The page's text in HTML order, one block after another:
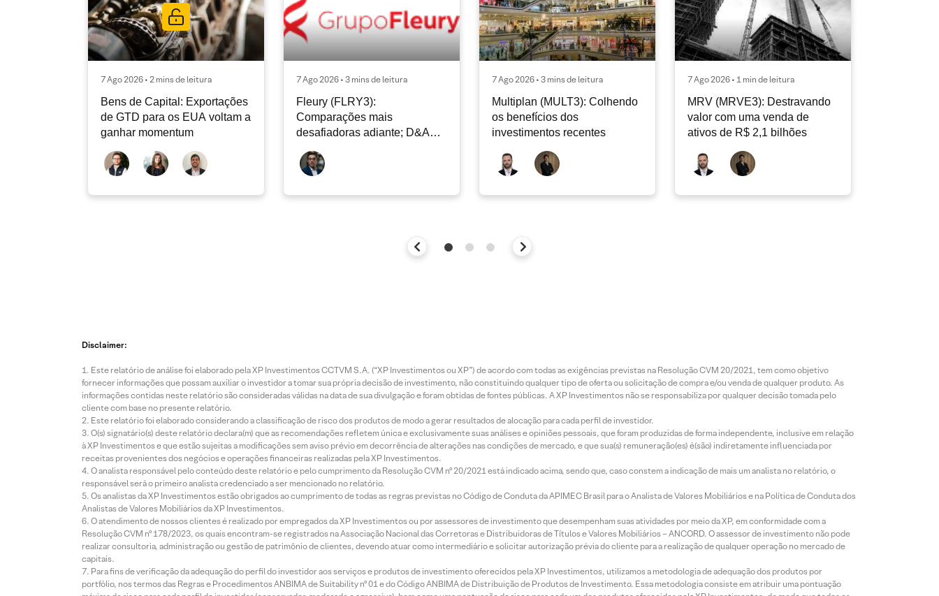
7 Ago 2026 • 2 mins de leitura
Bens de Capital: Exportações
de GTD para os EUA voltam a
ganhar momentum
7 Ago 2026 • 3 mins de leitura
Fleury (FLRY3):
Comparações mais
desafiadoras adiante; D&A
atuais
7 Ago 2026 • 3 mins de leitura
Multiplan (MULT3): Colhendo
os benefícios dos
investimentos recentes
7 Ago 2026 • 1 min de leitura
MRV (MRVE3): Destravando
valor com uma venda de
ativos de R$ 2,1 bilhões
Disclaimer:
Este relatório de análise foi elaborado pela XP Investimentos CCTVM S.A. (“XP Investimentos ou XP”) de acordo com todas as exigências previstas na Resolução CVM 20/2021, tem como objetivo
fornecer informações que possam auxiliar o investidor a tomar sua própria decisão de investimento, não constituindo qualquer tipo de oferta ou solicitação de compra e/ou venda de qualquer produto. As
informações contidas neste relatório são consideradas válidas na data de sua divulgação e foram obtidas de fontes públicas. A XP Investimentos não se responsabiliza por qualquer decisão tomada pelo
cliente com base no presente relatório.
Este relatório foi elaborado considerando a classificação de risco dos produtos de modo a gerar resultados de alocação para cada perfil de investidor.
O(s) signatário(s) deste relatório declara(m) que as recomendações refletem única e exclusivamente suas análises e opiniões pessoais, que foram produzidas de forma independente, inclusive em relação
à XP Investimentos e que estão sujeitas a modificações sem aviso prévio em decorrência de alterações nas condições de mercado, e que sua(s) remuneração(es) é(são) indiretamente influenciada por
receitas provenientes dos negócios e operações financeiras realizadas pela XP Investimentos.
O analista responsável pelo conteúdo deste relatório e pelo cumprimento da Resolução CVM nº 20/2021 está indicado acima, sendo que, caso constem a indicação de mais um analista no relatório, o
responsável será o primeiro analista credenciado a ser mencionado no relatório.
Os analistas da XP Investimentos estão obrigados ao cumprimento de todas as regras previstas no Código de Conduta da APIMEC Brasil para o Analista de Valores Mobiliários e na Política de Conduta dos
Analistas de Valores Mobiliários da XP Investimentos.
O atendimento de nossos clientes é realizado por empregados da XP Investimentos ou por assessores de investimento que desempenham suas atividades por meio da XP, em conformidade com a
Resolução CVM nº 178/2023, os quais encontram-se registrados na Associação Nacional das Corretoras e Distribuidoras de Títulos e Valores Mobiliários – ANCORD. O assessor de investimento não pode
realizar consultoria, administração ou gestão de patrimônio de clientes, devendo atuar como intermediário e solicitar autorização prévia do cliente para a realização de qualquer operação no mercado de
capitais.
Para fins de verificação da adequação do perfil do investidor aos serviços e produtos de investimento oferecidos pela XP Investimentos, utilizamos a metodologia de adequação dos produtos por
portfólio, nos termos das Regras e Procedimentos ANBIMA de Suitability nº 01 e do Código ANBIMA de Distribuição de Produtos de Investimento. Essa metodologia consiste em atribuir uma pontuação